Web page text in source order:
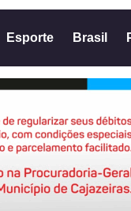
Esporte Brasil